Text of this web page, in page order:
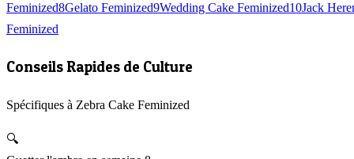
Feminized8Gelato Feminized9Wedding Cake Feminized10Jack
Feminized
Conseils Rapides de Culture
Spécifiques à Zebra Cake Feminized
🔍